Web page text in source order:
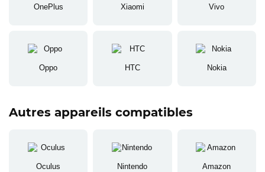
OnePlus Xiaomi Vivo
Oppo HTC Nokia
Autres appareils compatibles
Oculus Nintendo Amazon